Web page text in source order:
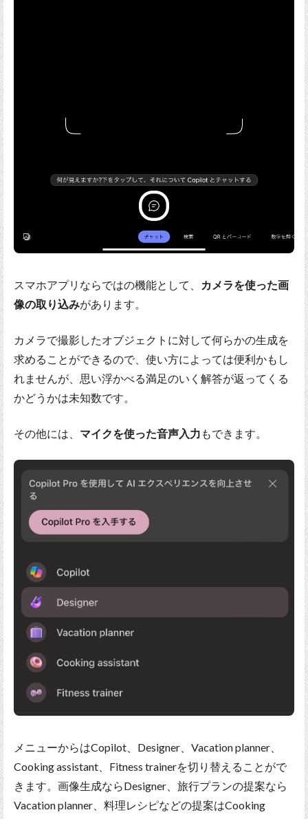
スマホアプリならではの機能として、
カメラを使った画
像の取り込みがあります。
カメラで撮影したオブジェクトに対して何らかの生成を
求めることができるので、使い方によっては便利かもし
れませんが、思い浮かべる満足のいく解答が返ってくる
かどうかは未知数です。
その他には、 マイクを使った音声入力 もできます。
メニューからはCopilot、Designer、Vacation planner、
Cooking assistant、Fitness trainerを切り替えることがで
きます。画像生成ならDesigner、旅行プランの提案なら
Vacation planner、料理レシピなどの提案はCooking